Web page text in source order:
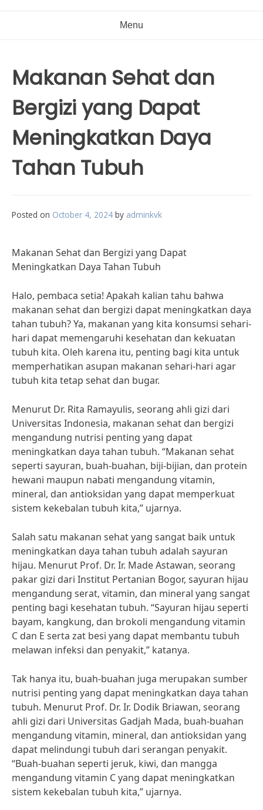
Menu
Makanan Sehat dan
Bergizi yang Dapat
Meningkatkan Daya
Tahan Tubuh
Posted on October 4, 2024 by adminkvk
Makanan Sehat dan Bergizi yang Dapat
Meningkatkan Daya Tahan Tubuh
Halo, pembaca setia! Apakah kalian tahu bahwa
makanan sehat dan bergizi dapat meningkatkan daya
tahan tubuh? Ya, makanan yang kita konsumsi sehari-
hari dapat memengaruhi kesehatan dan kekuatan
tubuh kita. Oleh karena itu, penting bagi kita untuk
memperhatikan asupan makanan sehari-hari agar
tubuh kita tetap sehat dan bugar.
Menurut Dr. Rita Ramayulis, seorang ahli gizi dari
Universitas Indonesia, makanan sehat dan bergizi
mengandung nutrisi penting yang dapat
meningkatkan daya tahan tubuh. “Makanan sehat
seperti sayuran, buah-buahan, biji-bijian, dan protein
hewani maupun nabati mengandung vitamin,
mineral, dan antioksidan yang dapat memperkuat
sistem kekebalan tubuh kita,” ujarnya.
Salah satu makanan sehat yang sangat baik untuk
meningkatkan daya tahan tubuh adalah sayuran
hijau. Menurut Prof. Dr. Ir. Made Astawan, seorang
pakar gizi dari Institut Pertanian Bogor, sayuran hijau
mengandung serat, vitamin, dan mineral yang sangat
penting bagi kesehatan tubuh. “Sayuran hijau seperti
bayam, kangkung, dan brokoli mengandung vitamin
C dan E serta zat besi yang dapat membantu tubuh
melawan infeksi dan penyakit,” katanya.
Tak hanya itu, buah-buahan juga merupakan sumber
nutrisi penting yang dapat meningkatkan daya tahan
tubuh. Menurut Prof. Dr. Ir. Dodik Briawan, seorang
ahli gizi dari Universitas Gadjah Mada, buah-buahan
mengandung vitamin, mineral, dan antioksidan yang
dapat melindungi tubuh dari serangan penyakit.
“Buah-buahan seperti jeruk, kiwi, dan mangga
mengandung vitamin C yang dapat meningkatkan
sistem kekebalan tubuh kita,” ujarnya.